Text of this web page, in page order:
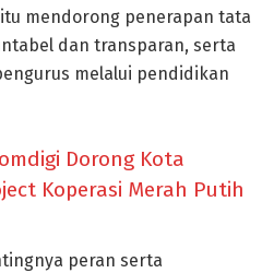
mendorong penerapan tata
dan transparan, serta
melalui pendidikan
Dorong Kota
Koperasi Merah Putih
peran serta